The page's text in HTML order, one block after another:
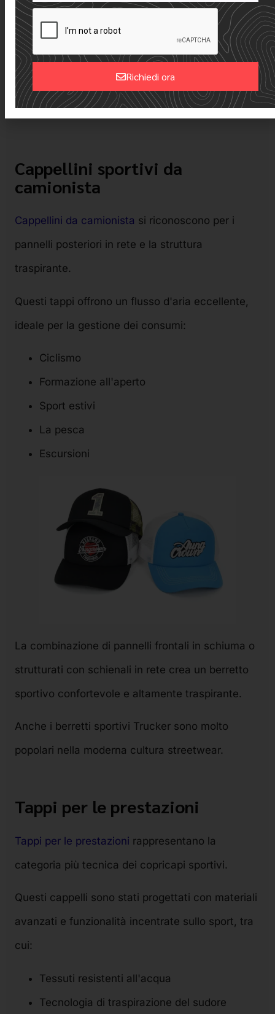
per il merchandising dei tornei, per i golf club e
per i marchi di abbigliamento sportivo di lusso.
Anche i cappelli a corda e gli snapback ad alte
prestazioni sono diventati stili di tendenza nella
moda moderna del golf.
Cappellini sportivi da
camionista
Cappellini da camionista si riconoscono per i
pannelli posteriori in rete e la struttura
traspirante.
Questi tappi offrono un flusso d'aria eccellente,
ideale per la gestione dei consumi:
Ciclismo
Formazione all'aperto
Sport estivi
La pesca
Escursioni
La combinazione di pannelli frontali in schiuma o
strutturati con schienali in rete crea un berretto
sportivo confortevole e altamente traspirante.
Anche i berretti sportivi Trucker sono molto
popolari nella moderna cultura streetwear.
Tappi per le prestazioni
Tappi per le prestazioni rappresentano la
categoria più tecnica dei copricapi sportivi.
Questi cappelli sono stati progettati con materiali
avanzati e funzionalità incentrate sullo sport, tra
cui:
Tessuti resistenti all'acqua
Tecnologia di traspirazione del sudore
Richiedi ora
Alternative: